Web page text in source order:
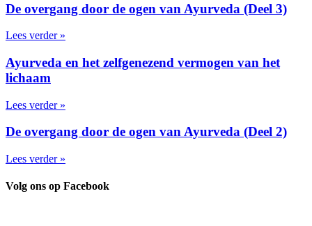
De overgang door de ogen van Ayurveda (Deel 3)
Lees verder »
Ayurveda en het zelfgenezend vermogen van het
lichaam
Lees verder »
De overgang door de ogen van Ayurveda (Deel 2)
Lees verder »
Volg ons op Facebook